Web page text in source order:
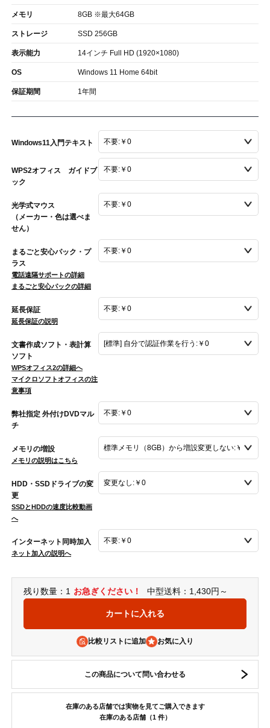
メモリ 8GB ※最大64GB
ストレージ SSD 256GB
表示能力 14インチ Full HD (1920×1080)
OS Windows 11 Home 64bit
保証期間 1年間
Windows11入門テキスト
WPS2オフィス ガイドブ
ック
光学式マウス
（メーカー・色は選べま
せん）
まるごと安心パック・プ
ラス
電話遠隔サポートの詳細
まるごと安心パックの詳細
延長保証
延長保証の説明
文書作成ソフト・表計算
ソフト
WPSオフィス2の詳細へ
マイクロソフトオフィスの注
意事項
弊社指定 外付けDVDマル
チ
メモリの増設
メモリの説明はこちら
HDD・SSDドライブの変
更
SSDとHDDの速度比較動画
へ
インターネット同時加入
ネット加入の説明へ
残り数量：1 お急ぎください！ 中型送料：1,430円～
比較リストに追加
この商品について問い合わせる
在庫のある店舗では実物を見てご購入できます
在庫のある店舗（1 件）